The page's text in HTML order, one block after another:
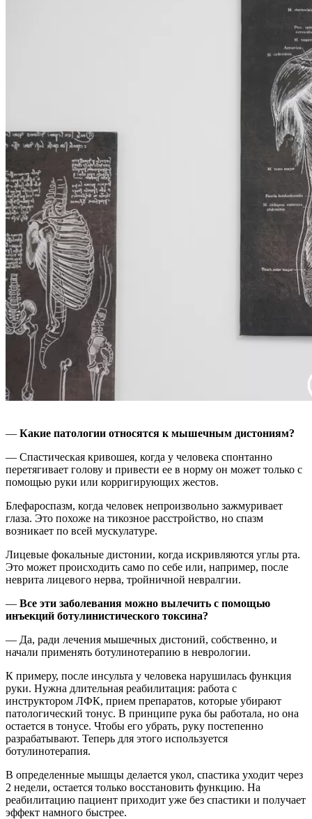
— Какие патологии относятся к мышечным дистониям?
— Спастическая кривошея, когда у человека спонтанно
перетягивает голову и привести ее в норму он может только с
помощью руки или корригирующих жестов.
Блефароспазм, когда человек непроизвольно зажмуривает
глаза. Это похоже на тикозное расстройство, но спазм
возникает по всей мускулатуре.
Лицевые фокальные дистонии, когда искривляются углы рта.
Это может происходить само по себе или, например, после
неврита лицевого нерва, тройничной невралгии.
— Все эти заболевания можно вылечить с помощью
инъекций ботулинистического токсина?
— Да, ради лечения мышечных дистоний, собственно, и
начали применять ботулинотерапию в неврологии.
К примеру, после инсульта у человека нарушилась функция
руки. Нужна длительная реабилитация: работа с
инструктором ЛФК, прием препаратов, которые убирают
патологический тонус. В принципе рука бы работала, но она
остается в тонусе. Чтобы его убрать, руку постепенно
разрабатывают. Теперь для этого используется
ботулинотерапия.
В определенные мышцы делается укол, спастика уходит через
2 недели, остается только восстановить функцию. На
реабилитацию пациент приходит уже без спастики и получает
эффект намного быстрее.